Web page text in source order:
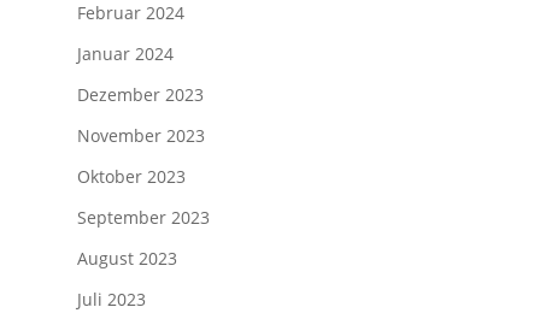
Februar 2024
Januar 2024
Dezember 2023
November 2023
Oktober 2023
September 2023
August 2023
Juli 2023